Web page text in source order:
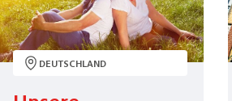
DEUTSCHLAND